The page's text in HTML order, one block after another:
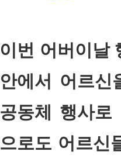
이번 어버이날
안에서 어르
공동체 행사로
으로도 어르신